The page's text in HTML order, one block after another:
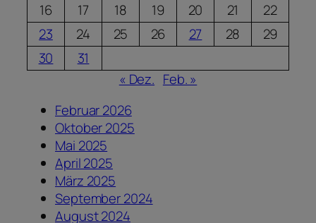
16
17 18 19 20 21
22
23
24 25 26 27 28
29
30
31
« Dez. Feb. »
Februar 2026
Oktober 2025
Mai 2025
April 2025
März 2025
September 2024
August 2024